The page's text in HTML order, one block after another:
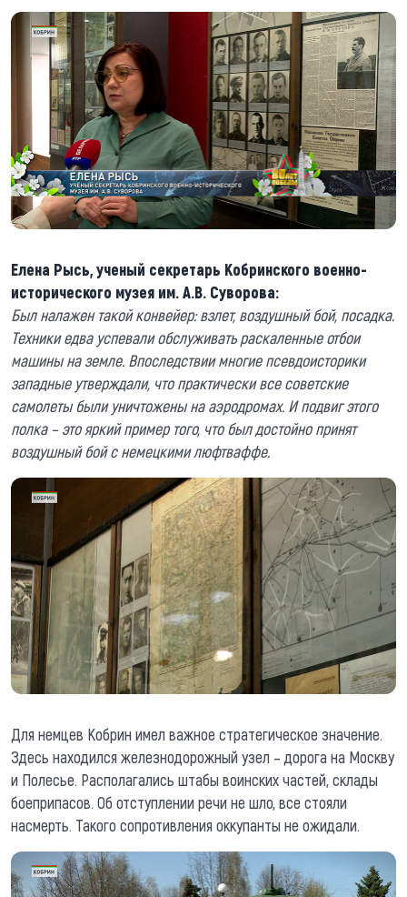
Елена Рысь, ученый секретарь Кобринского военно-
исторического музея им. А.В. Суворова:
Был налажен такой конвейер: взлет, воздушный бой, посадка.
Техники едва успевали обслуживать раскаленные отбои
машины на земле. Впоследствии многие псевдоисторики
западные утверждали, что практически все советские
самолеты были уничтожены на аэродромах. И подвиг этого
полка – это яркий пример того, что был достойно принят
воздушный бой с немецкими люфтваффе.
Для немцев Кобрин имел важное стратегическое значение.
Здесь находился железнодорожный узел – дорога на Москву
и Полесье. Располагались штабы воинских частей, склады
боеприпасов. Об отступлении речи не шло, все стояли
насмерть. Такого сопротивления оккупанты не ожидали.